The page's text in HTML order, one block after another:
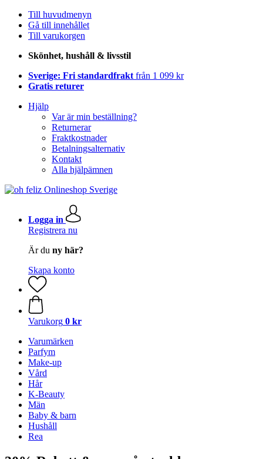
Till huvudmenyn
Gå till innehållet
Till varukorgen
Skönhet, hushåll & livsstil
Sverige: Fri standardfrakt från 1 099 kr
Gratis returer
Hjälp
Var är min beställning?
Returnerar
Fraktkostnader
Betalningsalternativ
Kontakt
Alla hjälpämnen
Logga in
Registrera nu
Är du ny här?
Skapa konto
Varukorg 0 kr
Varumärken
Parfym
Make-up
Vård
Hår
K-Beauty
Män
Baby & barn
Hushåll
Rea